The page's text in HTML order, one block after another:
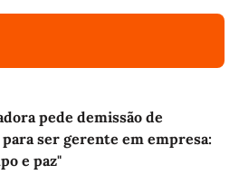
pede demissão de
ser gerente em empresa:
e paz"